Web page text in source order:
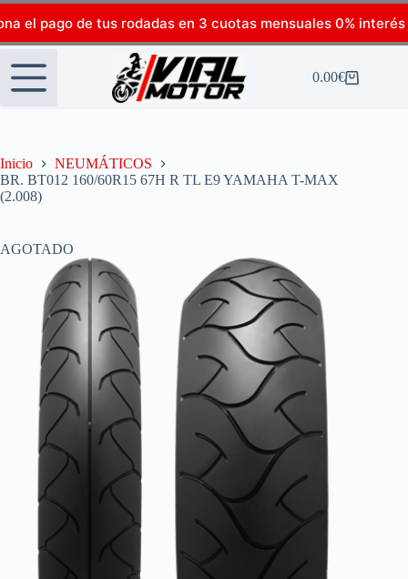
el pago de tus rodadas en 3 cuotas mensuales 0% interés
0.00€
Inicio
NEUMÁTICOS
BR. BT012 160/60R15 67H R TL E9 YAMAHA T-MAX
(2.008)
AGOTADO